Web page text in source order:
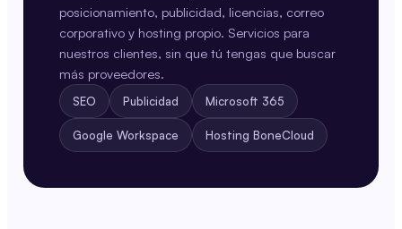
posicionamiento, publicidad, licencias, correo
corporativo y hosting propio. Servicios para
nuestros clientes, sin que tú tengas que buscar
más proveedores.
SEO Publicidad Microsoft 365
Google Workspace Hosting BoneCloud